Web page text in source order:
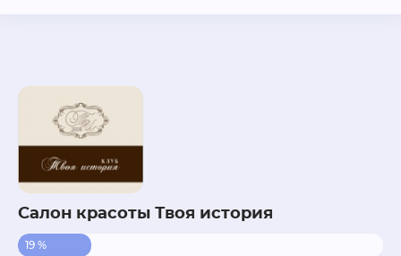
Салон красоты Твоя история
19 %